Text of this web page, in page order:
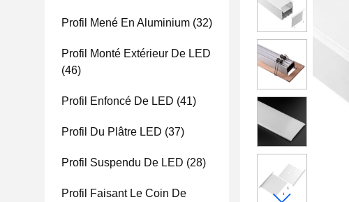
Profil Mené En Aluminium (32)
Profil Monté Extérieur De LED
(46)
Profil Enfoncé De LED (41)
Profil Du Plâtre LED (37)
Profil Suspendu De LED (28)
Profil Faisant Le Coin De